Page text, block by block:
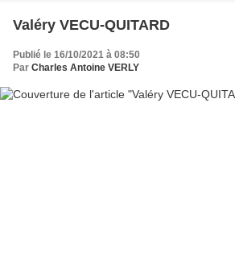
Valéry VECU-QUITARD
Publié le 16/10/2021 à 08:50
Par Charles Antoine VERLY